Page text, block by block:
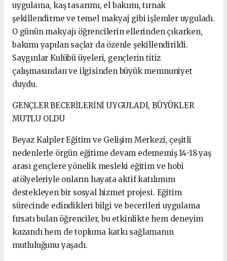
uygulama, kaş tasarımı, el bakımı, tırnak
şekillendirme ve temel makyaj gibi işlemler uyguladı.
O günün makyajı öğrencilerin ellerinden çıkarken,
bakımı yapılan saçlar da özenle şekillendirildi.
Saygınlar Kulübü üyeleri, gençlerin titiz
çalışmasından ve ilgisinden büyük memnuniyet
duydu.
GENÇLER BECERİLERİNİ UYGULADI, BÜYÜKLER
MUTLU OLDU
Beyaz Kalpler Eğitim ve Gelişim Merkezi, çeşitli
nedenlerle örgün eğitime devam edememiş 14-18 yaş
arası gençlere yönelik mesleki eğitim ve hobi
atölyeleriyle onların hayata aktif katılımını
destekleyen bir sosyal hizmet projesi. Eğitim
sürecinde edindikleri bilgi ve becerileri uygulama
fırsatı bulan öğrenciler, bu etkinlikte hem deneyim
kazandı hem de topluma katkı sağlamanın
mutluluğunu yaşadı.